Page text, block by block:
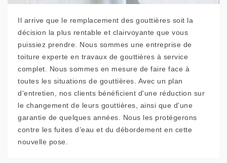
Il arrive que le remplacement des gouttières soit la
décision la plus rentable et clairvoyante que vous
puissiez prendre. Nous sommes une entreprise de
toiture experte en travaux de gouttières à service
complet. Nous sommes en mesure de faire face à
toutes les situations de gouttières. Avec un plan
d'entretien, nos clients bénéficient d'une réduction sur
le changement de leurs gouttières, ainsi que d'une
garantie de quelques années. Nous les protégerons
contre les fuites d’eau et du débordement en cette
nouvelle pose.